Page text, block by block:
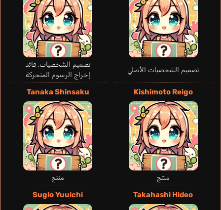
تصميم الشخصيات الأصلي
تصميم الشخصيات, قائد
إخراج الرسوم المتحركة
Kishimoto Reigo
منتج
Tanaka Shinsaku
منتج
Takahashi Hideo
Sugio Yuuichi
Principal